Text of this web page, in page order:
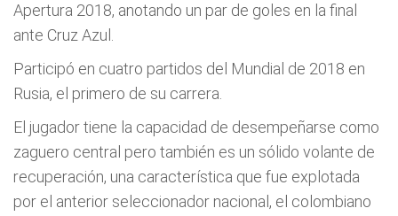
Apertura 2018, anotando un par de goles en la final
ante Cruz Azul.
Participó en cuatro partidos del Mundial de 2018 en
Rusia, el primero de su carrera.
El jugador tiene la capacidad de desempeñarse como
zaguero central pero también es un sólido volante de
recuperación, una característica que fue explotada
por el anterior seleccionador nacional, el colombiano